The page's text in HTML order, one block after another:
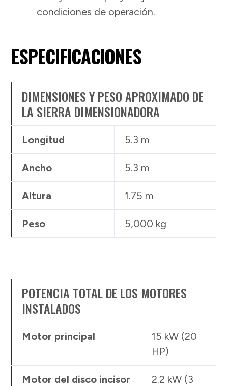
condiciones de operación.
ESPECIFICACIONES
DIMENSIONES Y PESO APROXIMADO DE
LA SIERRA DIMENSIONADORA
Longitud 5.3 m
Ancho 5.3 m
Altura 1.75 m
Peso 5,000 kg
POTENCIA TOTAL DE LOS MOTORES
INSTALADOS
Motor principal
15 kW (20
HP)
Motor del disco incisor
2.2 kW (3